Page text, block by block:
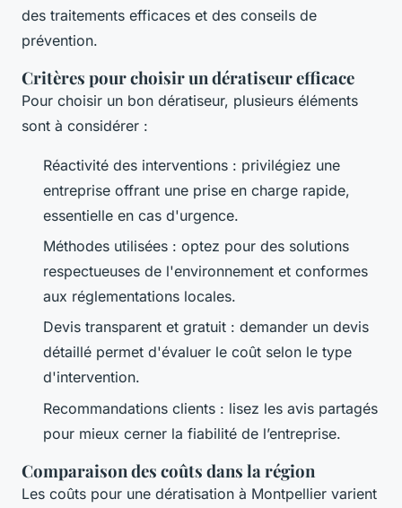
des traitements efficaces et des conseils de
prévention.
Critères pour choisir un dératiseur efficace
Pour choisir un bon dératiseur, plusieurs éléments
sont à considérer :
Réactivité des interventions : privilégiez une
entreprise offrant une prise en charge rapide,
essentielle en cas d'urgence.
Méthodes utilisées : optez pour des solutions
respectueuses de l'environnement et conformes
aux réglementations locales.
Devis transparent et gratuit : demander un devis
détaillé permet d'évaluer le coût selon le type
d'intervention.
Recommandations clients : lisez les avis partagés
pour mieux cerner la fiabilité de l’entreprise.
Comparaison des coûts dans la région
Les coûts pour une dératisation à Montpellier varient